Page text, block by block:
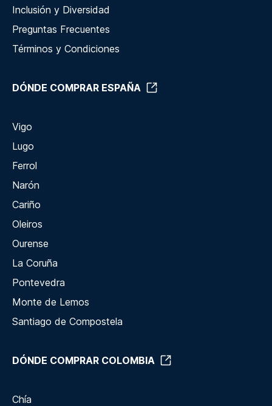
Inclusión y Diversidad
Preguntas Frecuentes
Términos y Condiciones
DÓNDE COMPRAR ESPAÑA
Vigo
Lugo
Ferrol
Narón
Cariño
Oleiros
Ourense
La Coruña
Pontevedra
Monte de Lemos
Santiago de Compostela
DÓNDE COMPRAR COLOMBIA
Chía